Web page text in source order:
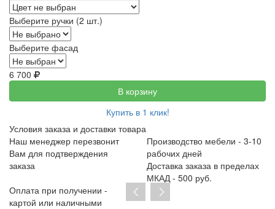
Выберите ручки (2 шт.)
Выберите фасад
6 700
В корзину
Купить в 1 клик!
Условия заказа и доставки товара
Наш менеджер перезвонит
Вам для подтверждения
заказа
Производство мебели - 3-10
рабочих дней
Доставка заказа в пределах
МКАД - 500 руб.
Оплата при получении -
картой или наличными